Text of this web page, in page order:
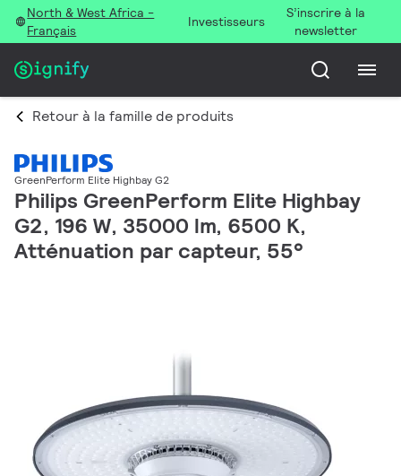
North & West Africa -
Français
Investisseurs
S’inscrire à la
newsletter
Retour à la famille de produits
GreenPerform Elite Highbay G2
Philips GreenPerform Elite Highbay
G2, 196 W, 35000 lm, 6500 K,
Atténuation par capteur, 55°